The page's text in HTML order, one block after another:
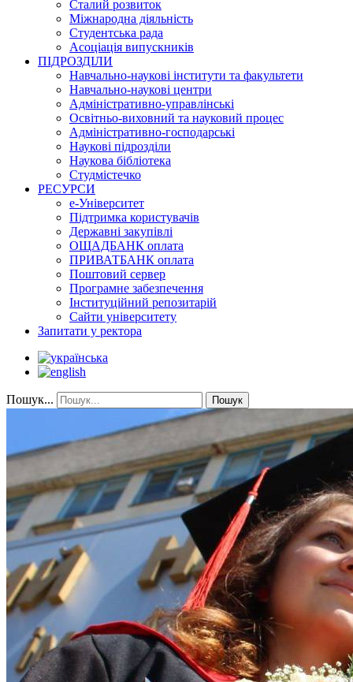
Сталий розвиток
Міжнародна діяльність
Студентська рада
Асоціація випускників
ПІДРОЗДІЛИ
Навчально-наукові інститути та факультети
Навчально-наукові центри
Адміністративно-управлінські
Освітньо-виховний та науковий процес
Адміністративно-господарські
Наукові підрозділи
Наукова бібліотека
Студмістечко
РЕСУРСИ
е-Університет
Підтримка користувачів
Державні закупівлі
ОЩАДБАНК оплата
ПРИВАТБАНК оплата
Поштовий сервер
Програмне забезпечення
Інституційний репозитарій
Сайти університету
Запитати у ректора
Пошук... Пошук